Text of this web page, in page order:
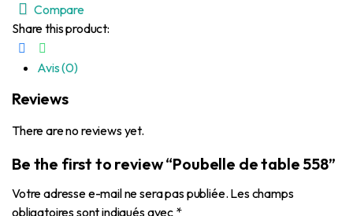
Compare
Share this product:
Avis (0)
Reviews
There are no reviews yet.
Be the first to review “Poubelle de table 558”
Votre adresse e-mail ne sera pas publiée. Les champs
obligatoires sont indiqués avec *